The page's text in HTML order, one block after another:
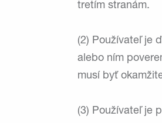
tretím stranám.
(2) Používateľ je
alebo ním
musí byť
(3) Používateľ je